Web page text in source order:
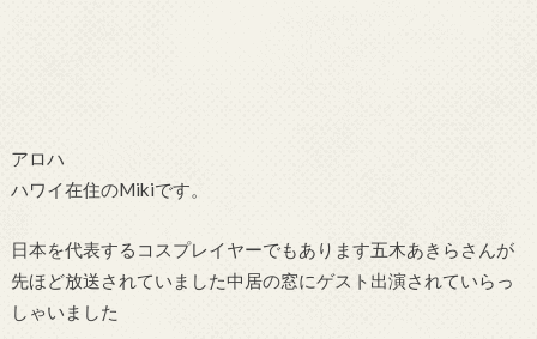
アロハ
ハワイ在住のMikiです。
日本を代表するコスプレイヤーでもあります五木あきらさんが
先ほど放送されていました中居の窓にゲスト出演されていらっ
しゃいました